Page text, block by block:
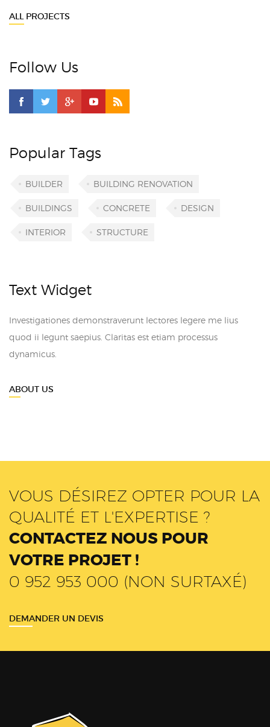
ALL PROJECTS
Follow Us
Popular Tags
BUILDER BUILDING RENOVATION
BUILDINGS CONCRETE DESIGN
INTERIOR STRUCTURE
Text Widget
Investigationes demonstraverunt lectores legere me lius
quod ii legunt saepius. Claritas est etiam processus
dynamicus.
ABOUT US
VOUS DÉSIREZ OPTER POUR LA
QUALITÉ ET L'EXPERTISE ?
CONTACTEZ NOUS POUR
VOTRE PROJET !
0 952 953 000 (NON SURTAXÉ)
DEMANDER UN DEVIS